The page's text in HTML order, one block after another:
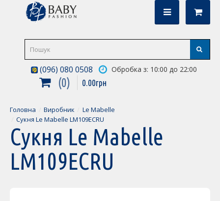
(096) 080 0508 Обробка з: 10:00 до 22:00
0 0.00грн
Головна Виробник
Le Mabelle
Сукня Le Mabelle LM109ECRU
Сукня Le Mabelle
LM109ECRU